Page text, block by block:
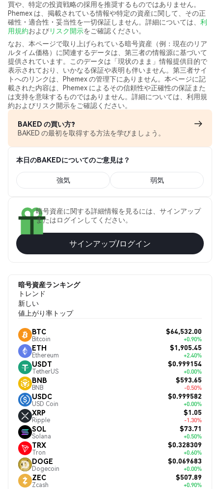
買や、特定の投資戦略の採用を推奨するものではありません。
Phemex は、掲載されている情報や特定の資産に関して、その正
確性・適合性・妥当性を一切保証しません。詳細については、 利
用規約およびリスク開示をご確認ください。
なお、本ページで取り上げられている暗号資産（例：現在のリア
ルタイム価格）に関連するデータは、第三者の情報源に基づいて
提供されています。このデータは「現状のまま」情報提供目的で
表示されており、いかなる保証や表明も伴いません。第三者サイ
トへのリンクは、Phemex の管理下にありません。本ページに記
載された内容は、Phemex によるその信頼性や正確性の保証また
は支持を意味するものではありません。詳細については、利用規
約およびリスク開示をご確認ください。
BAKED の買い方?
BAKED の最初を取得する方法を学びましょう。
本日のBAKEDについてのご意見は？
強気 弱気
暗号資産に関する詳細情報を見るには、サインアップ
またはログインしてください。
サインアップ/ログイン
暗号資産ランキング
トレンド
新しい
値上がり率トップ
BTC
Bitcoin
$64,532.00
+0.90%
ETH
Ethereum
$1,905.45
+2.40%
USDT
TetherUS
$0.999154
+0.00%
BNB
BNB
$593.65
-0.50%
USDC
USD Coin
$0.999582
+0.00%
XRP
Ripple
$1.05
-1.30%
SOL
Solana
$73.71
+0.50%
TRX
Tron
$0.328309
+0.60%
DOGE
Dogecoin
$0.069683
+0.00%
ZEC
Zcash
$507.89
+0.90%